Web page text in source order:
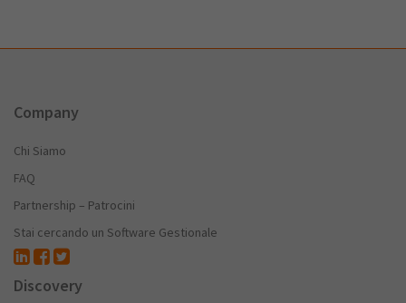
Company
Chi Siamo
FAQ
Partnership – Patrocini
Stai cercando un Software Gestionale
Discovery